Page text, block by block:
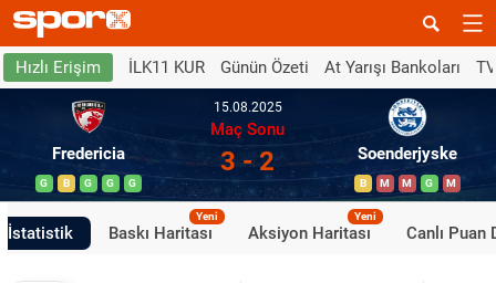
Hızlı Erişim İLK11 KUR Günün Özeti At Yarışı Bankoları
Fredericia
G B G G G
15.08.2025
Maç Sonu
3 - 2 Soenderjyske
B M M G M
İstatistik Baskı Haritası
Yeni
Aksiyon Haritası
Yeni
Canlı Puan